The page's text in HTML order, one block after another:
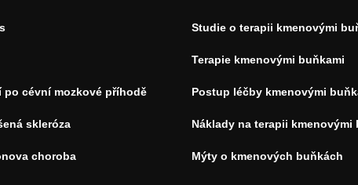
po cévní mozkové příhodě
skleróza
choroba
Studie o terapii kmenovými
Terapie kmenovými buňkami
Postup léčby kmenovými
Náklady na terapii kmenovými
Mýty o kmenových buňkách